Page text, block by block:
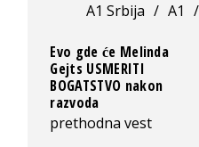
A1 Srbija / A1 /
Evo gde će Melinda
Gejts USMERITI
BOGATSTVO nakon
razvoda
prethodna vest